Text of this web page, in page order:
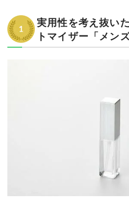
実用性を考え抜い
トマイザー「メン